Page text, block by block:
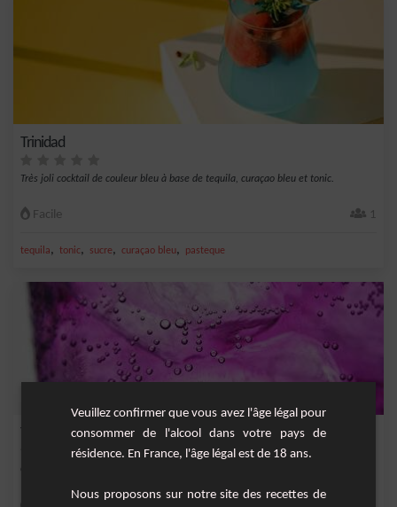
Trinidad
Très joli cocktail de couleur bleu à base de tequila, curaçao bleu et tonic.
Facile 1
tequila, tonic, sucre, curaçao bleu, pasteque
Tonic Purple
Cocktail fruité à base de porto rosé, sirop de mûre et tonic.
Veuillez confirmer que vous avez l'âge légal pour
consommer de l'alcool dans votre pays de
résidence. En France, l'âge légal est de 18 ans.
Nous proposons sur notre site des recettes de